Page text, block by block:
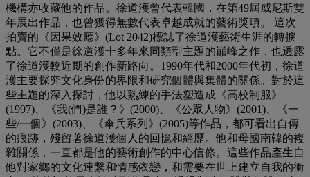
機構亦收藏他的作品。徐道濩曾代表韓國，在第49屆威尼斯雙
年展出作品，也曾獲得無數代表卓越成就的藝術獎項。 這次
拍賣的《因果效應》(Lot 2042)標誌了徐道濩藝術生涯的轉捩
點。它不僅是徐道濩十多年來同類型主題的巔峰之作，也透露
了徐道濩較近期的創作新路向。1990年代和2000年代初，徐道
濩主要探究文化身份的界限和研究個體與集體的關係。對於這
些主題的深入探討，他以熟練的手法塑造成《高校制服》
(1997)、《我(們)是誰？》(2000)、《公眾人物》(2001)、《一
些/一個》(2003)、《傘兵系列》(2005)等作品，都可看出自傳
的痕跡，殘留著徐道濩個人的回憶和經歷。他和母國南韓的複
雜關係，一直都是他的藝術創作的中心信條。這些作品產生自
他對家鄉的文化連繫和情感依戀，和需要在世上建立自我的衝